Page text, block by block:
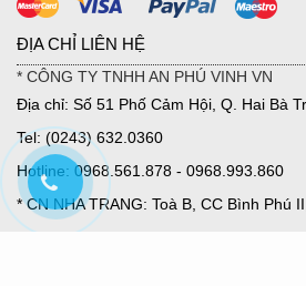
ĐỊA CHỈ LIÊN HỆ
* CÔNG TY TNHH AN PHÚ VINH VN
Địa chỉ: Số 51 Phố Cảm Hội, Q. Hai Bà
Tel: (0243) 632.0360
Hotline: 0968.561.878 - 0968.993.860
* CN NHA TRANG: Toà B, CC Bình Phú
Hoà, TP Nha Trang.